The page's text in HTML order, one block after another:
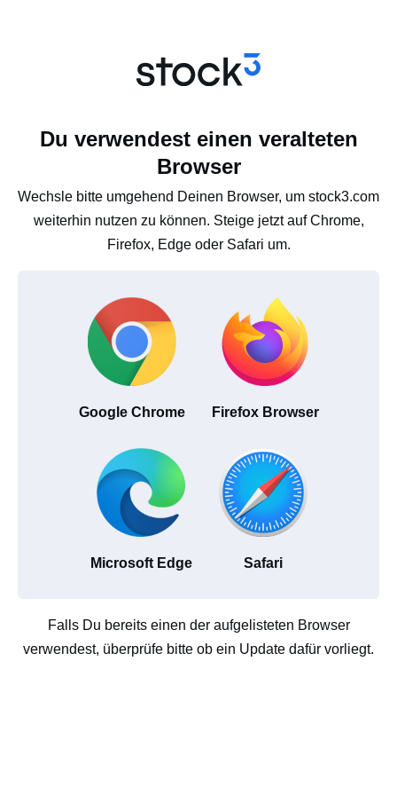
Du verwendest einen veralteten
Browser
Wechsle bitte umgehend Deinen Browser, um stock3.com
weiterhin nutzen zu können. Steige jetzt auf Chrome,
Firefox, Edge oder Safari um.
Google Chrome Firefox Browser
Microsoft Edge Safari
Falls Du bereits einen der aufgelisteten Browser
verwendest, überprüfe bitte ob ein Update dafür vorliegt.